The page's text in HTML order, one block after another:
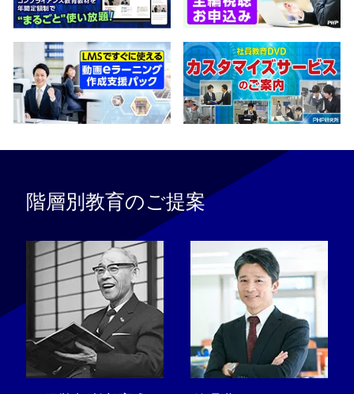
階層別教育のご提案